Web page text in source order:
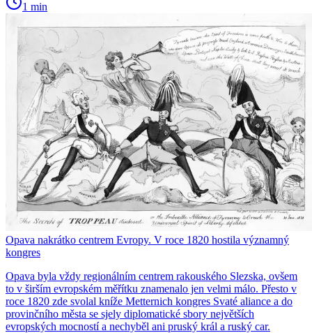
1 min
Opava nakrátko centrem Evropy. V roce 1820 hostila významný
kongres
Opava byla vždy regionálním centrem rakouského Slezska, ovšem
to v širším evropském měřítku znamenalo jen velmi málo. Přesto v
roce 1820 zde svolal kníže Metternich kongres Svaté aliance a do
provinčního města se sjely diplomatické sbory největších
evropských mocností a nechyběl ani pruský král a ruský car.